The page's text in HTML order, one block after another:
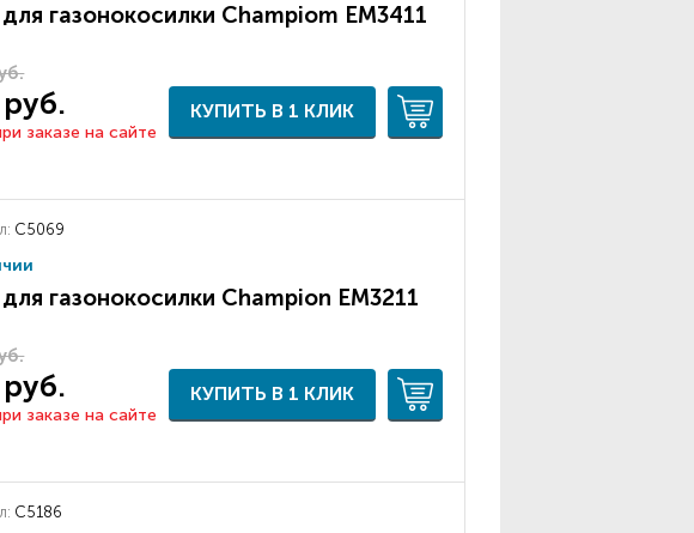
газонокосилки Champiom EM3411
заказе на сайте
КУПИТЬ В 1 КЛИК
C5069
газонокосилки Champion ЕМ3211
заказе на сайте
КУПИТЬ В 1 КЛИК
C5186